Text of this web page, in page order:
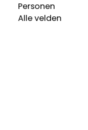
Personen
Alle velden